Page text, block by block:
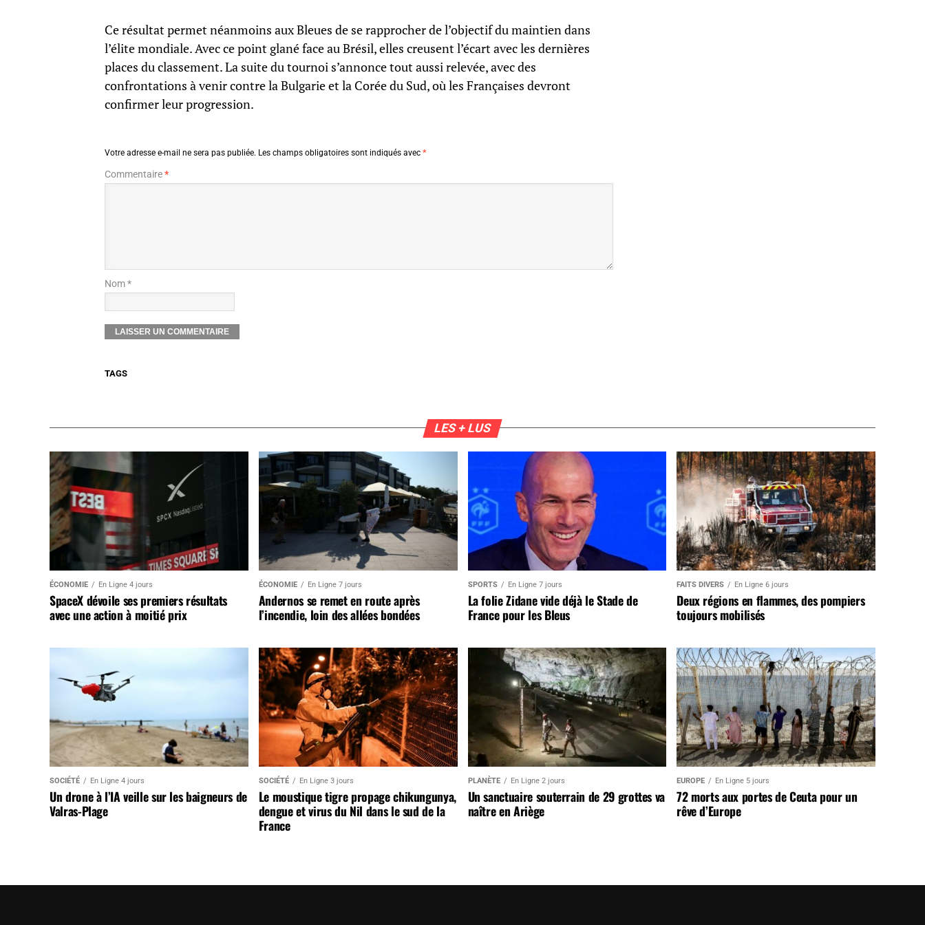
Ce résultat permet néanmoins aux Bleues de se rapprocher de l’objectif du maintien dans
l’élite mondiale. Avec ce point glané face au Brésil, elles creusent l’écart avec les dernières
places du classement. La suite du tournoi s’annonce tout aussi relevée, avec des
confrontations à venir contre la Bulgarie et la Corée du Sud, où les Françaises devront
confirmer leur progression.
Votre adresse e-mail ne sera pas publiée. Les champs obligatoires sont indiqués avec *
Commentaire*
Nom *
TAGS
LES + LUS
ÉCONOMIE En Ligne 4 jours
SpaceX dévoile ses premiers résultats
avec une action à moitié prix
ÉCONOMIE En Ligne 7 jours
Andernos se remet en route après
l’incendie, loin des allées bondées
SPORTS En Ligne 7 jours
La folie Zidane vide déjà le Stade de
France pour les Bleus
FAITS DIVERS En Ligne 6 jours
Deux régions en flammes, des pompiers
toujours mobilisés
SOCIÉTÉ En Ligne 4 jours
Un drone à l’IA veille sur les baigneurs de
Valras-Plage
SOCIÉTÉ En Ligne 3 jours
Le moustique tigre propage chikungunya,
dengue et virus du Nil dans le sud de la
France
PLANÈTE En Ligne 2 jours
Un sanctuaire souterrain de 29 grottes va
naître en Ariège
EUROPE En Ligne 5 jours
72 morts aux portes de Ceuta pour un
rêve d’Europe